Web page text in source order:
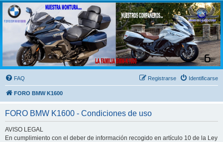
FORO BMW K1600
FORO de MOTOS BMW
FAQ Identificarse
Registrarse
FORO BMW K1600
FORO BMW K1600 - Condiciones de uso
AVISO LEGAL
En cumplimiento con el deber de información recogido en artículo 10 de la Ley